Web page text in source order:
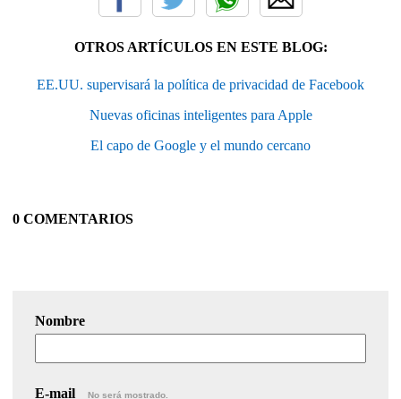
OTROS ARTÍCULOS EN ESTE BLOG:
EE.UU. supervisará la política de privacidad de Facebook
Nuevas oficinas inteligentes para Apple
El capo de Google y el mundo cercano
0 COMENTARIOS
Nombre
E-mail No será mostrado.